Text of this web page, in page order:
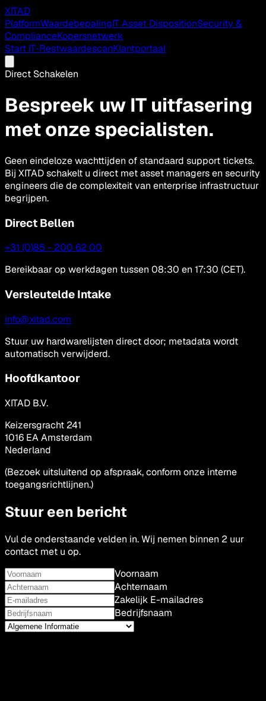
XITAD
PlatformWaardebepalingIT Asset DispositionSecurity &
ComplianceKopersnetwerk
Start IT-RestwaardescanKlantportaal
Direct Schakelen
Bespreek uw IT uitfasering
met onze specialisten.
Geen eindeloze wachttijden of standaard support tickets.
Bij XITAD schakelt u direct met asset managers en security
engineers die de complexiteit van enterprise infrastructuur
begrijpen.
Direct Bellen
+31 (0)85 - 200 62 00
Bereikbaar op werkdagen tussen 08:30 en 17:30 (CET).
Versleutelde Intake
info@xitad.com
Stuur uw hardwarelijsten direct door; metadata wordt
automatisch verwijderd.
Hoofdkantoor
XITAD B.V.
Keizersgracht 241
1016 EA Amsterdam
Nederland
(Bezoek uitsluitend op afspraak, conform onze interne
toegangsrichtlijnen.)
Stuur een bericht
Vul de onderstaande velden in. Wij nemen binnen 2 uur
contact met u op.
Voornaam
Achternaam
Zakelijk E-mailadres
Bedrijfsnaam